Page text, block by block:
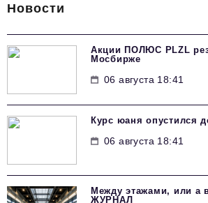
Новости
Акции ПОЛЮС PLZL
Мосбирже
06 августа 18:41
Курс юаня опустился
06 августа 18:41
Между этажами, или а
ЖУРНАЛ